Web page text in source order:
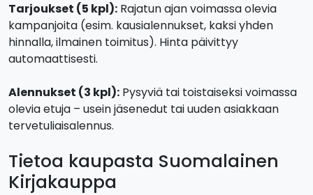
Tarjoukset (5 kpl): Rajatun ajan voimassa olevia
kampanjoita (esim. kausialennukset, kaksi yhden
hinnalla, ilmainen toimitus). Hinta päivittyy
automaattisesti.
Alennukset (3 kpl): Pysyviä tai toistaiseksi voimassa
olevia etuja – usein jäsenedut tai uuden asiakkaan
tervetuliaisalennus.
Tietoa kaupasta Suomalainen
Kirjakauppa